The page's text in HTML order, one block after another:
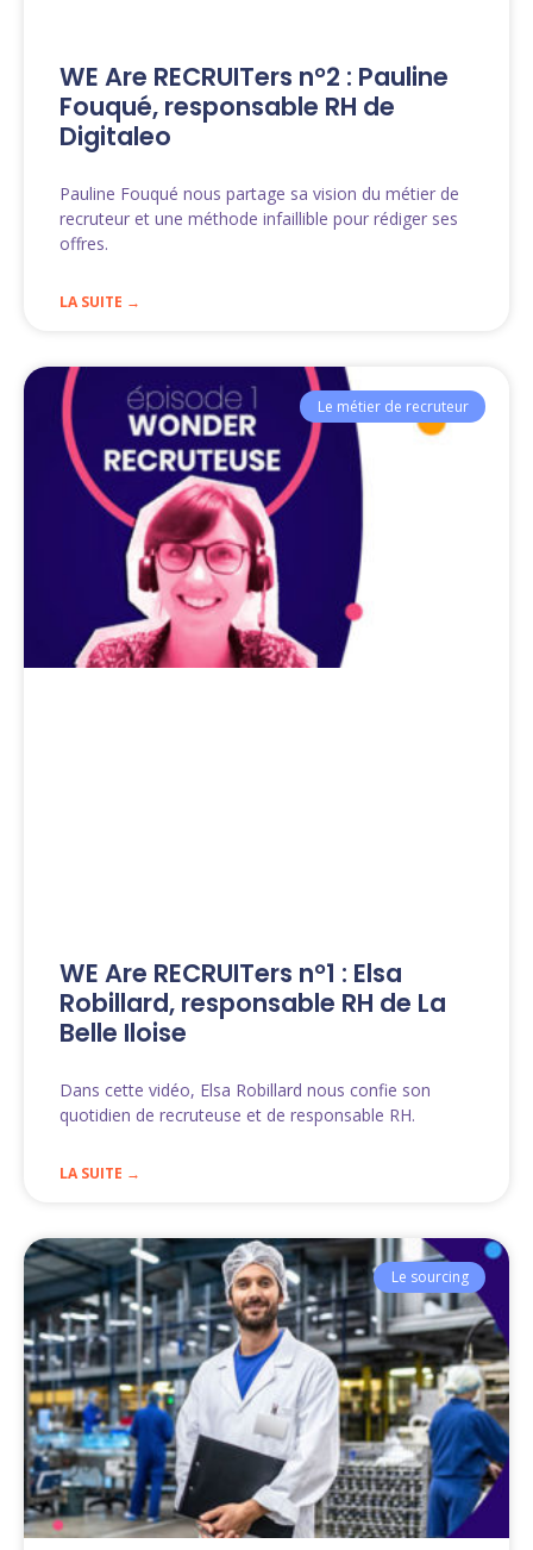
WE Are RECRUITers n°2 : Pauline
Fouqué, responsable RH de
Digitaleo
Pauline Fouqué nous partage sa vision du métier de
recruteur et une méthode infaillible pour rédiger ses
offres.
LA SUITE →
Le métier de recruteur
WE Are RECRUITers n°1 : Elsa
Robillard, responsable RH de La
Belle Iloise
Dans cette vidéo, Elsa Robillard nous confie son
quotidien de recruteuse et de responsable RH.
LA SUITE →
Le sourcing